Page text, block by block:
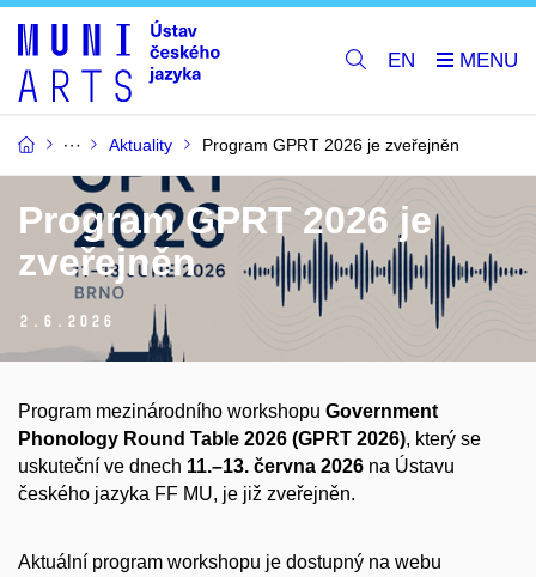
EN
Aktuality Program GPRT 2026 je zveřejněn
Program GPRT 2026 je
zveřejněn
2. 6. 2026
Program mezinárodního workshopu Government
Phonology Round Table 2026 (GPRT 2026), který se
uskuteční ve dnech 11.–13. června 2026 na Ústavu
českého jazyka FF MU, je již zveřejněn.
Aktuální program workshopu je dostupný na webu